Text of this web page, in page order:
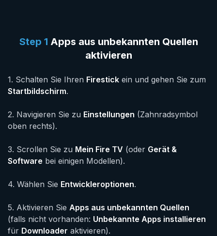
Step 1 Apps aus unbekannten Quellen
aktivieren
1. Schalten Sie Ihren Firestick ein und gehen Sie zum
Startbildschirm.
2. Navigieren Sie zu Einstellungen (Zahnradsymbol
oben rechts).
3. Scrollen Sie zu Mein Fire TV (oder Gerät &
Software bei einigen Modellen).
4. Wählen Sie Entwickleroptionen.
5. Aktivieren Sie Apps aus unbekannten Quellen
(falls nicht vorhanden: Unbekannte Apps installieren
für Downloader aktivieren).